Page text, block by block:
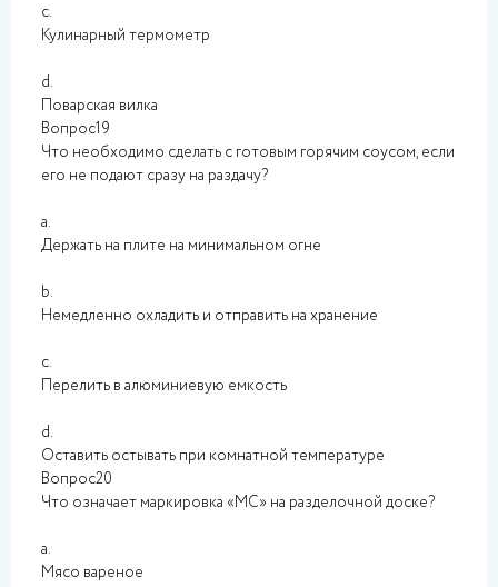
c.
Кулинарный термометр
d.
Поварская вилка
Вопрос19
Что необходимо сделать с готовым горячим соусом, если
его не подают сразу на раздачу?
a.
Держать на плите на минимальном огне
b.
Немедленно охладить и отправить на хранение
c.
Перелить в алюминиевую емкость
d.
Оставить остывать при комнатной температуре
Вопрос20
Что означает маркировка «МС» на разделочной доске?
a.
Мясо вареное